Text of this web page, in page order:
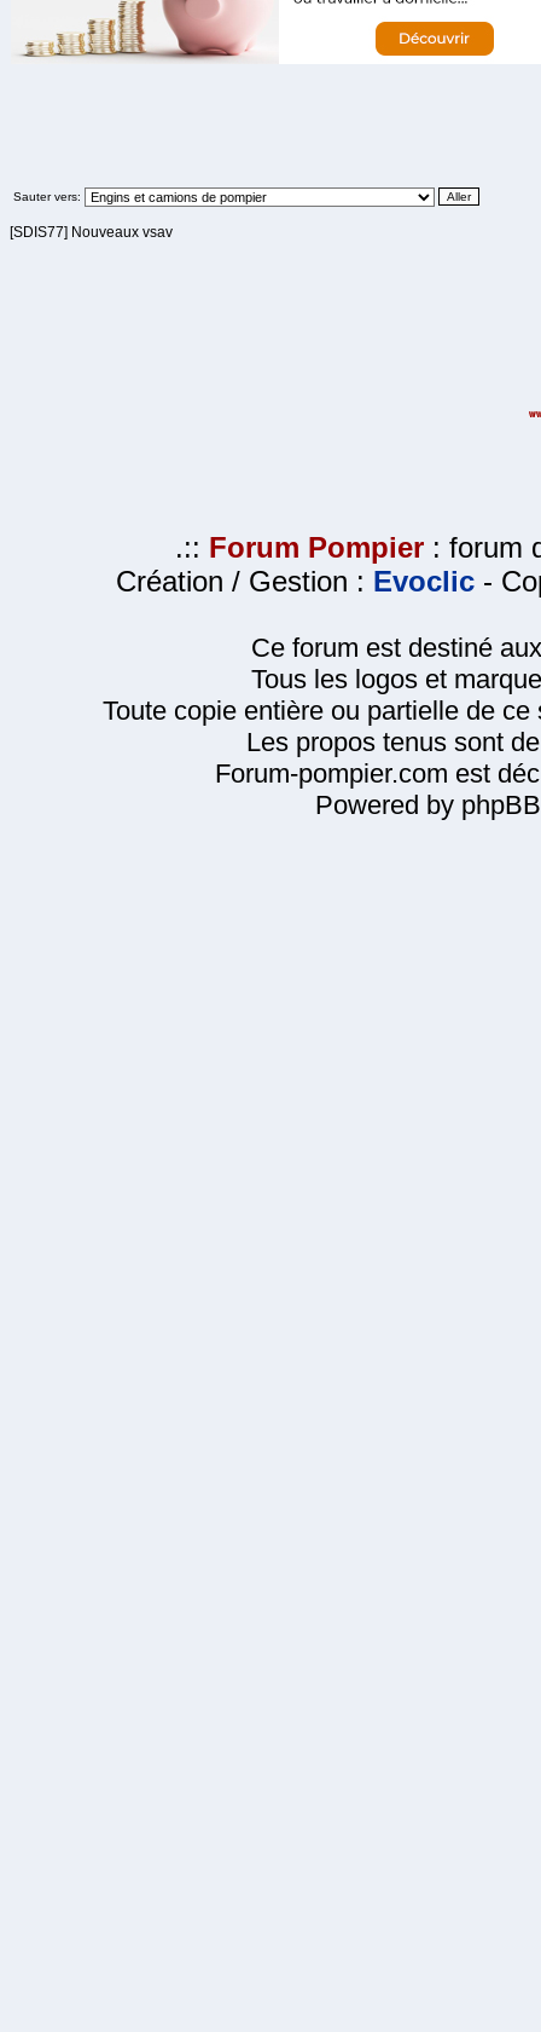
Sauter vers:
[SDIS77] Nouveaux vsav
.:: Forum Pompier : forum
Création / Gestion : Evoclic -
Ce forum est destiné
Tous les logos et
Toute copie entière ou partielle de
Les propos tenus sont
Forum-pompier.com est
Powered by